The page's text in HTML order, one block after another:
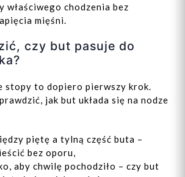
właściwego chodzenia bez
mięśni.
czy but pasuje do
stopy to dopiero pierwszy krok.
jak but układa się na nodze
piętę a tylną część buta –
bez oporu,
aby chwilę pochodziło – czy but